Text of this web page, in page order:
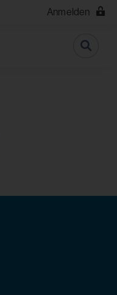
Anmelden
Suche